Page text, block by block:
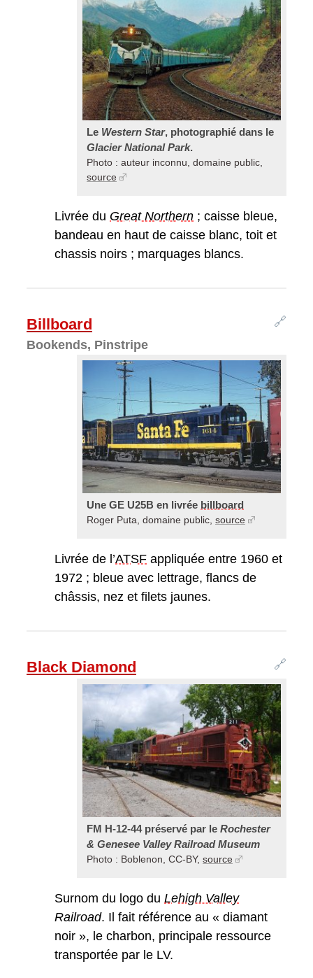
Le Western Star, photographié dans le
Glacier National Park.
Photo : auteur inconnu, domaine public,
source
Livrée du Great Northern ; caisse bleue,
bandeau en haut de caisse blanc, toit et
chassis noirs ; marquages blancs.
🔗
Billboard
Bookends, Pinstripe
Une GE U25B en livrée billboard
Roger Puta, domaine public, source
Livrée de l’ATSF appliquée entre 1960 et
1972 ; bleue avec lettrage, flancs de
châssis, nez et filets jaunes.
🔗
Black Diamond
FM H-12-44 préservé par le Rochester
& Genesee Valley Railroad Museum
Photo : Boblenon, CC-BY, source
Surnom du logo du Lehigh Valley
Railroad. Il fait référence au « diamant
noir », le charbon, principale ressource
transportée par le LV.